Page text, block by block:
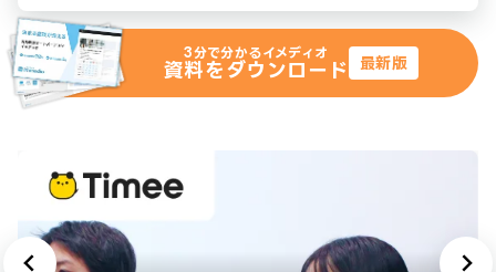
3分で分かるイメディオ
資料をダウンロード 最新版